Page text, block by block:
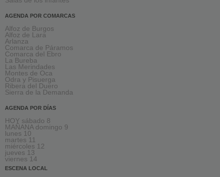
AGENDA POR COMARCAS
Alfoz de Burgos
Alfoz de Lara
Arlanza
Comarca de Páramos
Comarca del Ebro
La Bureba
Las Merindades
Montes de Oca
Odra y Pisuerga
Ribera del Duero
Sierra de la Demanda
AGENDA POR DÍAS
HOY sábado 8
MAÑANA domingo 9
lunes 10
martes 11
miércoles 12
jueves 13
viernes 14
ESCENA LOCAL